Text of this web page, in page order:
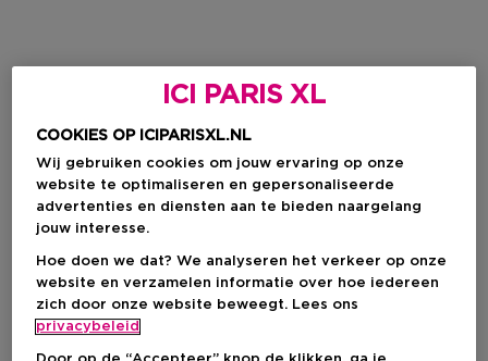
ICI PARIS XL
COOKIES OP ICIPARISXL.NL
Wij gebruiken cookies om jouw ervaring op onze
website te optimaliseren en gepersonaliseerde
advertenties en diensten aan te bieden naargelang
jouw interesse.
Hoe doen we dat? We analyseren het verkeer op onze
website en verzamelen informatie over hoe iedereen
zich door onze website beweegt. Lees ons
privacybeleid